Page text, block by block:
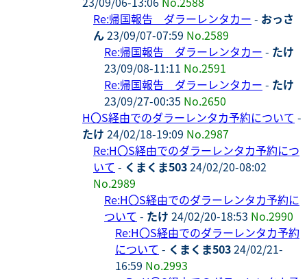
Re:帰国報告 ダラーレンタカー - おっさ
ん23/09/07-07:59 No.2589
Re:帰国報告 ダラーレンタカー - たけ
23/09/08-11:11 No.2591
Re:帰国報告 ダラーレンタカー - たけ
23/09/27-00:35 No.2650
H〇S経由でのダラーレンタカ予約について -
たけ 24/02/18-19:09 No.2987
Re:H〇S経由でのダラーレンタカ予約につ
いて - くまくま50324/02/20-08:02
No.2989
Re:H〇S経由でのダラーレンタカ予約に
ついて - たけ 24/02/20-18:53 No.2990
Re:H〇S経由でのダラーレンタカ予約
について - くまくま50324/02/21-
16:59 No.2993